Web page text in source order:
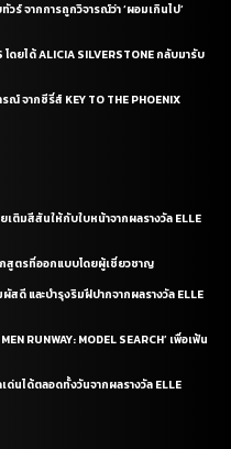
วร์ จากการถูกวิจารณ์ว่า ‘ผอมเกินไป’
ดยได้ ALICIA SILVERSTONE กลับมารับ
จากซีรี่ส์ KEY TO THE PHOENIX
เติมสีสันให้กับใบหน้าจากผลรางวัล ELLE
กสูตรที่ออกแบบโดยผู้เชี่ยวชาญ
ดี และบำรุงริมฝีปากจากผลรางวัล ELLE
RUNWAY: MODEL SEARCH’ เพื่อเฟ้น
นได้ตลอดทั้งวันจากผลรางวัล ELLE